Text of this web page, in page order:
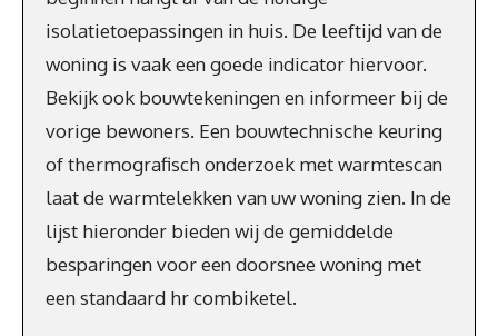
isolatietoepassingen in huis. De leeftijd van de
woning is vaak een goede indicator hiervoor.
Bekijk ook bouwtekeningen en informeer bij de
vorige bewoners. Een bouwtechnische keuring
of thermografisch onderzoek met warmtescan
laat de warmtelekken van uw woning zien. In de
lijst hieronder bieden wij de gemiddelde
besparingen voor een doorsnee woning met
een standaard hr combiketel.